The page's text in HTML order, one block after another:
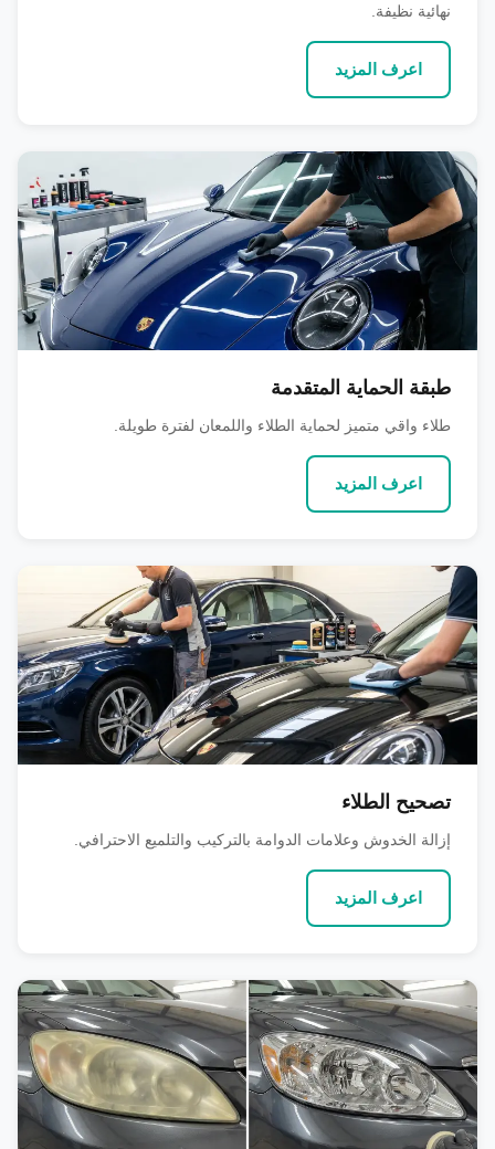
نهائية نظيفة.
اعرف المزيد
طبقة الحماية المتقدمة
طلاء واقي متميز لحماية الطلاء واللمعان لفترة طويلة.
اعرف المزيد
تصحيح الطلاء
إزالة الخدوش وعلامات الدوامة بالتركيب والتلميع الاحترافي.
اعرف المزيد